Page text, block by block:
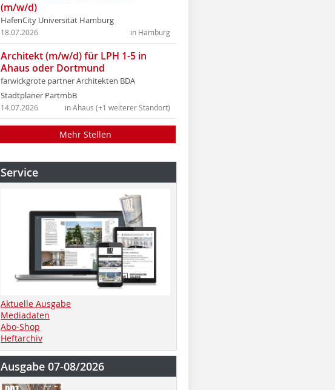
(m/w/d)
HafenCity Universität Hamburg
in Hamburg
18.07.2026
Architekt (m/w/d) für LPH 1-5 in
Ahaus oder Dortmund
farwickgrote partner Architekten BDA
Stadtplaner PartmbB
in Ahaus (+1 weiterer Standort)
14.07.2026
Mehr Stellen
Service
Aktuelle Ausgabe
Mediadaten
Abo-Shop
Heftarchiv
Ausgabe 07-08/2026